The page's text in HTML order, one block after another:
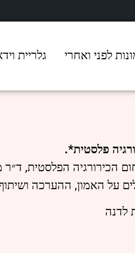
לפני ואחרי גלריית
פלסטית*.
הכירורגיה הפלסטית,
על האמון, ההערכה
לדנה